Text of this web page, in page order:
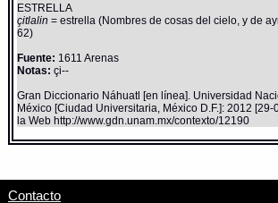
ESTRELLA
çitlalin= estrella (Nombres de cosas del cielo, y de
62)
Fuente: 1611 Arenas
Notas: çi--
Gran Diccionario Náhuatl [en línea]. Universidad
México [Ciudad Universitaria, México D.F.]: 2012
la Web http://www.gdn.unam.mx/contexto/12190
Contacto